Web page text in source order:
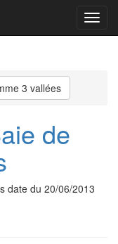
Menu
3 vallées
de
date du 20/06/2013